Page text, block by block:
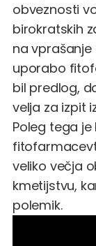
obveznosti
birokratskih
na
uporabo
bil predlog,
velja za izpit
Poleg tega
veliko večja
kmetijstvu,
polemik.